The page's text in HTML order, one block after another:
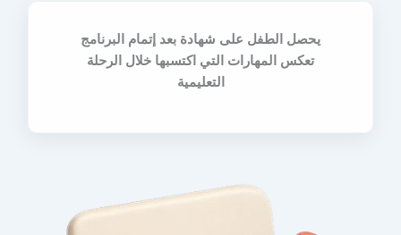
يحصل الطفل على شهادة بعد إتمام البرنامج
تعكس المهارات التي اكتسبها خلال الرحلة
التعليمية